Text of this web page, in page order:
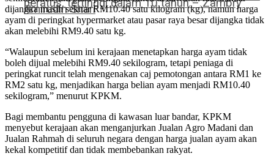
Amirudin Shari
peratus, tertinggi dalam 10 tahun – Zambry
dijangka masih sekitar RM10.40 satu kilogram (kg), namun harga
ayam di peringkat hypermarket atau pasar raya besar dijangka tidak
akan melebihi RM9.40 satu kg.
“Walaupun sebelum ini kerajaan menetapkan harga ayam tidak
boleh dijual melebihi RM9.40 sekilogram, tetapi peniaga di
peringkat runcit telah mengenakan caj pemotongan antara RM1 ke
RM2 satu kg, menjadikan harga belian ayam menjadi RM10.40
sekilogram,” menurut KPKM.
Bagi membantu pengguna di kawasan luar bandar, KPKM
menyebut kerajaan akan menganjurkan Jualan Agro Madani dan
Jualan Rahmah di seluruh negara dengan harga jualan ayam akan
kekal kompetitif dan tidak membebankan rakyat.